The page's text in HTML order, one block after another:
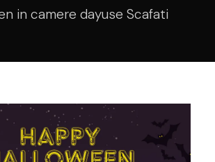
in camere dayuse Scafati